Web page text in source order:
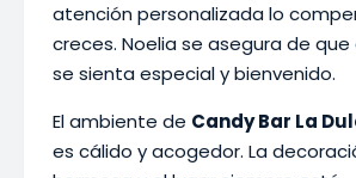
atención personalizada lo
creces. Noelia se asegura de
se sienta especial y bienvenido.
El ambiente de Candy Bar La
es cálido y acogedor. La